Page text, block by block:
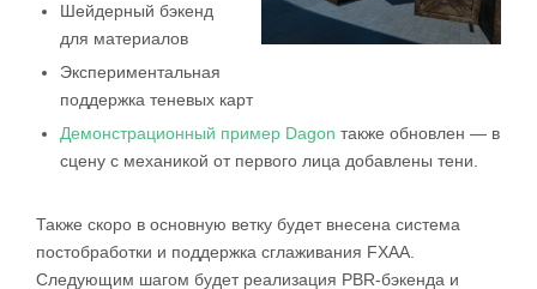
Шейдерный бэкенд
для материалов
Экспериментальная
поддержка теневых карт
Демонстрационный пример Dagon также обновлен — в
сцену с механикой от первого лица добавлены тени.
Также скоро в основную ветку будет внесена система
постобработки и поддержка сглаживания FXAA.
Следующим шагом будет реализация PBR-бэкенда и